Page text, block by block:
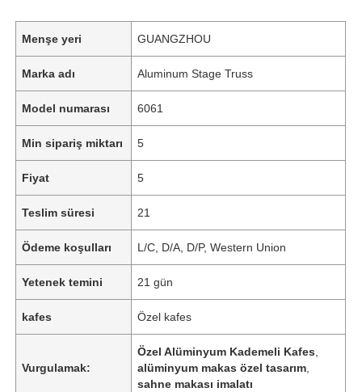
Menşe yeri GUANGZHOU
Marka adı Aluminum Stage Truss
Model numarası 6061
Min sipariş miktarı 5
Fiyat 5
Teslim süresi 21
Ödeme koşulları L/C, D/A, D/P, Western Union
Yetenek temini 21 gün
kafes Özel kafes
Vurgulamak:
Özel Alüminyum Kademeli Kafes
alüminyum makas özel tasarım
sahne makası imalatı